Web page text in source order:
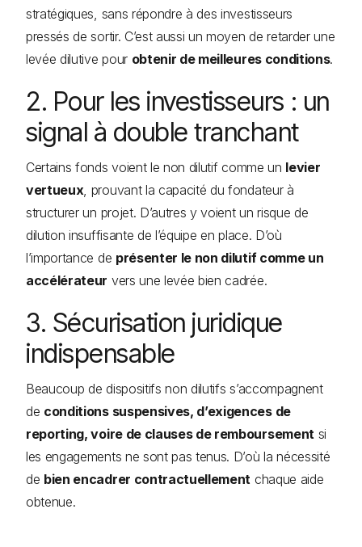
stratégiques, sans répondre à des investisseurs
pressés de sortir. C’est aussi un moyen de retarder une
levée dilutive pour obtenir de meilleures conditions.
2. Pour les investisseurs : un
signal à double tranchant
Certains fonds voient le non dilutif comme un levier
vertueux , prouvant la capacité du fondateur à
structurer un projet. D’autres y voient un risque de
dilution insuffisante de l’équipe en place. D’où
l’importance de présenter le non dilutif comme un
accélérateur vers une levée bien cadrée.
3. Sécurisation juridique
indispensable
Beaucoup de dispositifs non dilutifs s’accompagnent
de conditions suspensives, d’exigences de
reporting, voire de clauses de remboursement si
les engagements ne sont pas tenus. D’où la nécessité
de bien encadrer contractuellement chaque aide
obtenue.